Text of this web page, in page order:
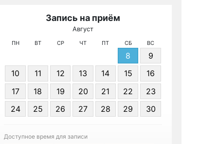
Запись на приём
Август
ПН ВТ СР ЧТ ПТ СБ ВС
8
9
10
11 12 13 14 15
16
17
18 19 20 21 22
23
24
25 26 27 28 29 30
Доступное время для записи